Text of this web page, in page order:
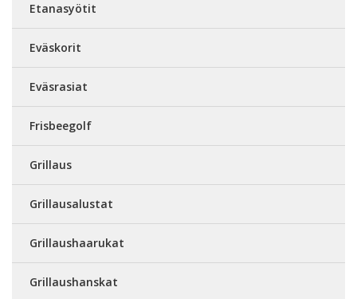
Etanasyötit
Eväskorit
Eväsrasiat
Frisbeegolf
Grillaus
Grillausalustat
Grillaushaarukat
Grillaushanskat